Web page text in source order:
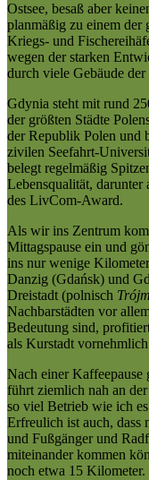
Ostsee, besaß aber
planmäßig zu einem der
Kriegs- und
wegen der starken
durch viele Gebäude
Gdynia steht mit rund
der größten Städte
der Republik Polen und
zivilen Seefahrt-
belegt regelmäßig
Lebensqualität, darunter
des LivCom-Award.
Als wir ins Zentrum
Mittagspause ein und
ins nur wenige
Danzig (Gdańsk) und
Dreistadt (polnisch
Nachbarstädten vor
Bedeutung sind,
als Kurstadt
Nach einer Kaffeepause
führt ziemlich nah an
so viel Betrieb wie ich
Erfreulich ist auch, dass
und Fußgänger und
miteinander kommen
noch etwa 15 Kilometer.